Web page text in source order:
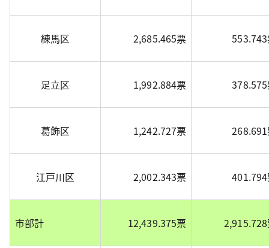
練馬区 2,685.465票
足立区 1,992.884票
葛飾区 1,242.727票
江戸川区 2,002.343票
市部計 12,439.375票